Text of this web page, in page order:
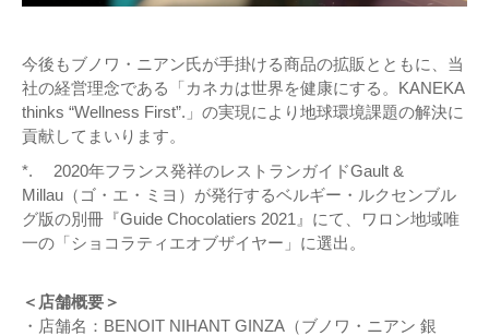
今後もブノワ・ニアン氏が手掛ける商品の拡販とともに、当
社の経営理念である「カネカは世界を健康にする。KANEKA
thinks “Wellness First”.」の実現により地球環境課題の解決に
貢献してまいります。
*. 2020年フランス発祥のレストランガイドGault &
Millau（ゴ・エ・ミヨ）が発行するベルギー・ルクセンブル
グ版の別冊『Guide Chocolatiers 2021』にて、ワロン地域唯
一の「ショコラティエオブザイヤー」に選出。
＜店舗概要＞
・店舗名：BENOIT NIHANT GINZA（ブノワ・ニアン 銀